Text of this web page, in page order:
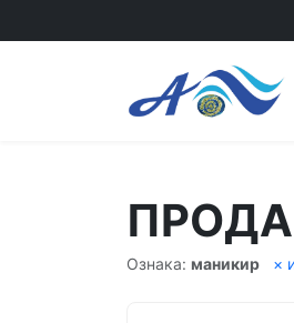
Ознака: маникир ×